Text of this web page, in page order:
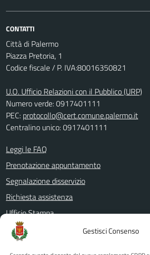
Gestisci Consenso
CONTATTI
Città di Palermo
Piazza Pretoria, 1
Codice fiscale / P. IVA:80016350821
U.O. Ufficio Relazioni con il Pubblico (URP)
Numero verde: 0917401111
PEC: protocollo@cert.comune.palermo.it
Centralino unico: 0917401111
Leggi le FAQ
Prenotazione appuntamento
Segnalazione disservizio
Richiesta assistenza
Ufficio Stampa
Amministrazione Trasparente
Albo pretorio